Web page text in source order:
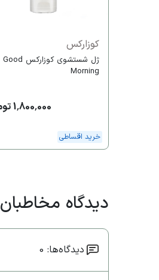
کوزارکس
ژل شستشوی کوزارکس Good
Morning
1,800,000 تومان
خرید اقساطی
دیدگاه مخاطبان
دیدگاه‌ها: 0